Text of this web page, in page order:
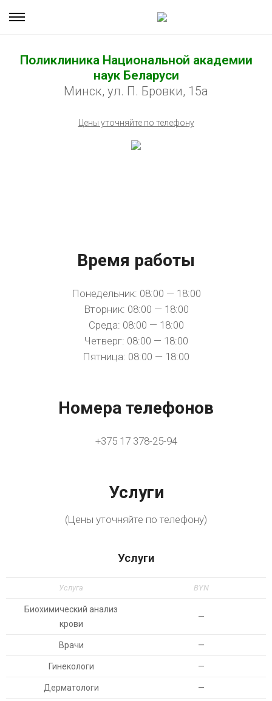
Поликлиника Национальной академии
наук Беларуси
Минск, ул. П. Бровки, 15а
Цены уточняйте по телефону
Время работы
Понедельник: 08:00 — 18:00
Вторник: 08:00 — 18:00
Среда: 08:00 — 18:00
Четверг: 08:00 — 18:00
Пятница: 08:00 — 18:00
Номера телефонов
+375 17 378-25-94
Услуги
(Цены уточняйте по телефону)
Услуги
Услуга BYN
Биохимический анализ
крови
—
Врачи —
Гинекологи —
Дерматологи —